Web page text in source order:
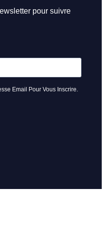
pour suivre
Email Pour Vous Inscrire.